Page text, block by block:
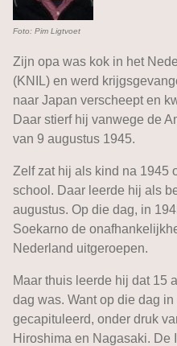
Foto: Pim Ligtvoet
Zijn opa was kok in het
(KNIL) en werd
naar Japan verscheept en
Daar stierf hij vanwege de
van 9 augustus 1945.
Zelf zat hij als kind na 1945
school. Daar leerde hij als
augustus. Op die dag, in
Soekarno de
Nederland uitgeroepen.
Maar thuis leerde hij dat 15
dag was. Want op die dag
gecapituleerd, onder druk
Hiroshima en Nagasaki. De